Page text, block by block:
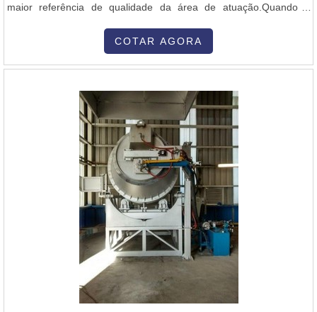
maior referência de qualidade da área de atuação.Quando a
colaboradores da Inovatti Queimadores Industriais o cliente
encontrará ótima qualidade com atendimento a indústrias de
COTAR AGORA